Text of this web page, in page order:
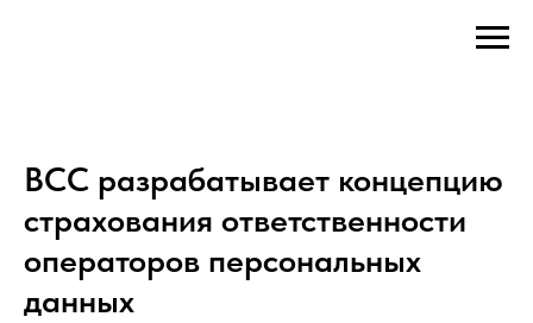
ВСС разрабатывает концепцию
страхования ответственности
операторов персональных
данных